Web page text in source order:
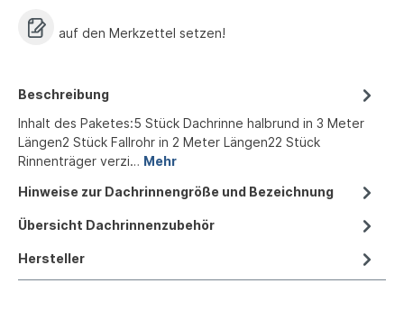
auf den Merkzettel setzen!
Beschreibung
Inhalt des Paketes:5 Stück Dachrinne halbrund in 3 Meter
Längen2 Stück Fallrohr in 2 Meter Längen22 Stück
Rinnenträger verzi… Mehr
Hinweise zur Dachrinnengröße und Bezeichnung
Übersicht Dachrinnenzubehör
Hersteller